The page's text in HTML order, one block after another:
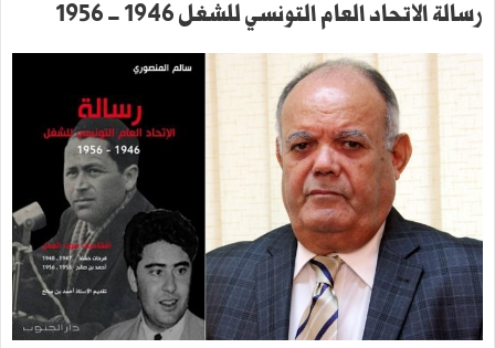
رسالة الاتحاد العام التونسي للشغل 1946 - 1956